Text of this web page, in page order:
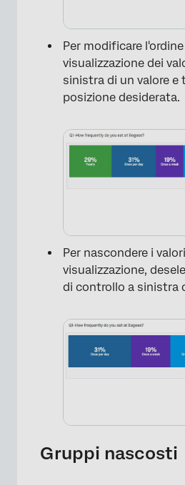
Per modificare
visualizzazione dei
sinistra di un valore e
posizione desiderata.
Per nascondere i
visualizzazione,
di controllo a sinistra
Gruppi nascosti